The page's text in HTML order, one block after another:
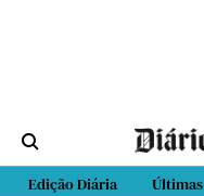
Edição Diária Últimas